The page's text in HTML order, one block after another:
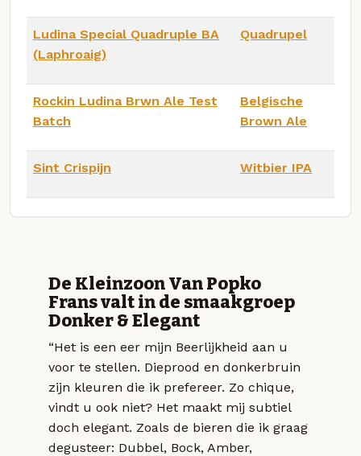
Ludina Special Quadruple BA
(Laphroaig)
Quadrupel
Rockin Ludina Brwn Ale Test
Batch
Belgische
Brown Ale
Sint Crispijn Witbier IPA
De Kleinzoon Van Popko
Frans valt in de smaakgroep
Donker & Elegant
“Het is een eer mijn Beerlijkheid aan u
voor te stellen. Dieprood en donkerbruin
zijn kleuren die ik prefereer. Zo chique,
vindt u ook niet? Het maakt mij subtiel
doch elegant. Zoals de bieren die ik graag
degusteer: Dubbel, Bock, Amber,